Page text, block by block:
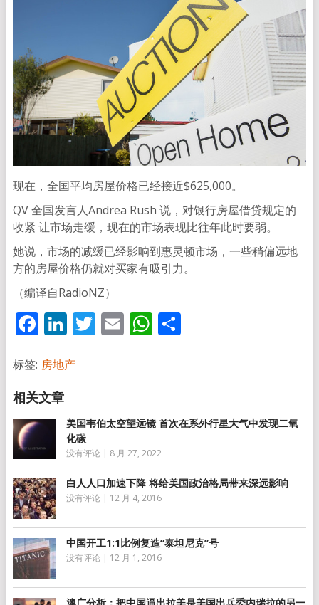
现在，全国平均房屋价格已经接近$625,000。
QV 全国发言人Andrea Rush 说，对银行房屋借贷规定的
收紧 让市场走缓，现在的市场表现比往年此时要弱。
她说，市场的减缓已经影响到惠灵顿市场，一些稍偏远地
方的房屋价格仍就对买家有吸引力。
（编译自RadioNZ）
Facebook
LinkedIn
Twitter
EmailWhatsApp
分
标签: 房地产
美国韦伯太空望远镜 首次在系外行星大气中发现二氧
化碳
没有评论 | 8 月 27, 2022
白人人口加速下降 将给美国政治格局带来深远影响
没有评论 | 12 月 4, 2016
中国开工1:1比例复造“泰坦尼克”号
没有评论 | 12 月 1, 2016